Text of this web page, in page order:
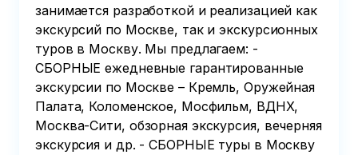
занимается разработкой и реализацией как
экскурсий по Москве, так и экскурсионных
туров в Москву. Мы предлагаем: -
СБОРНЫЕ ежедневные гарантированные
экскурсии по Москве – Кремль, Оружейная
Палата, Коломенское, Мосфильм, ВДНХ,
Москва-Сити, обзорная экскурсия, вечерняя
экскурсия и др. - СБОРНЫЕ туры в Москву